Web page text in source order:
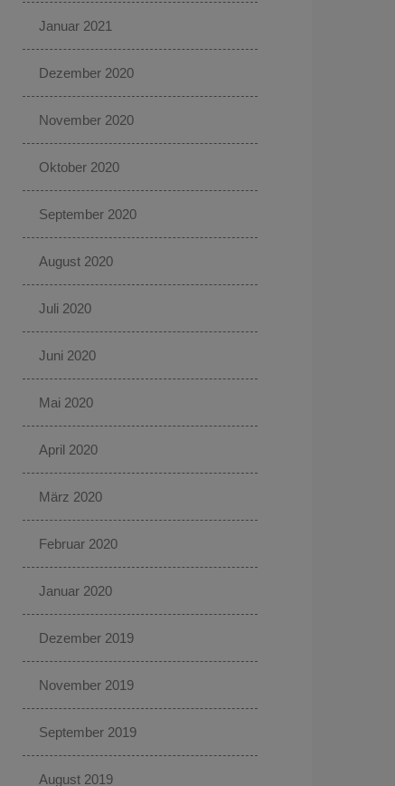
Januar 2021
Dezember 2020
November 2020
Oktober 2020
September 2020
August 2020
Juli 2020
Juni 2020
Mai 2020
April 2020
März 2020
Februar 2020
Januar 2020
Dezember 2019
November 2019
September 2019
August 2019